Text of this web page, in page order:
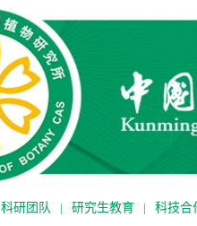
科研团队 | 研究生教育 | 科技合